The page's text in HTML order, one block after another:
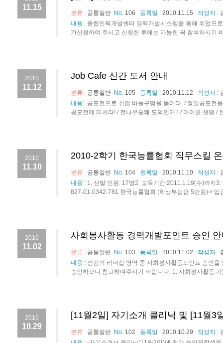
11.15
분류 : 공통일반 No. 106 등록일 : 2010.11.15 작성자 :
내용 : 종합인력개발센터 경력개발시스템을 통해 취업프
가신청하여 주시고 산청한 후에는 가능한 꼭 참석하시기
2010
11.12
Job Cafe 신간 도서 안내
분류 : 공통일반 No. 105 등록일 : 2010.11.12 작성자 :
내용 : 공모전으로 취업 바늘구멍을 뚫어라. / 정일공모전
공모전에 미쳐라! / 전나무숲왜 도덕인가? / 마이클 샌델 /
2010
11.10
2010-2학기 한국능률협회 직무스킬
분류 : 공통일반 No. 104 등록일 : 2010.11.10 작성자 :
내용 : 1. 선발 인원: 17명2. 교육기간:2011.1.19(수)까지
827-01-0342-781 한국능률협회 (학생부담금 5만원)☞입
2010
11.02
사회봉사활동 경력개발포인트 승인
분류 : 공통일반 No. 103 등록일 : 2010.11.02 작성자 :
내용 : 섬김의 리더십 영역 중 사회봉사활동포인트 승인
승인하오니 참고하여주시기 바랍니다. 1. 사회봉사활동
2010
10.29
[11월2일] 자기소개 클리닉 및 [11월3
분류 : 공통일반 No. 102 등록일 : 2010.10.29 작성자 :